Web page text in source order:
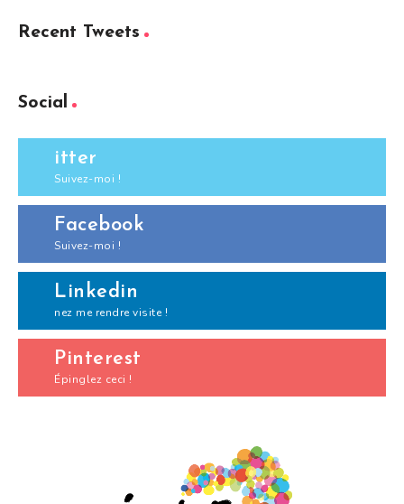
Recent Tweets
Social
itter
Suivez-moi !
Facebook
Suivez-moi !
Linkedin
nez me rendre visite !
Pinterest
Épinglez ceci !